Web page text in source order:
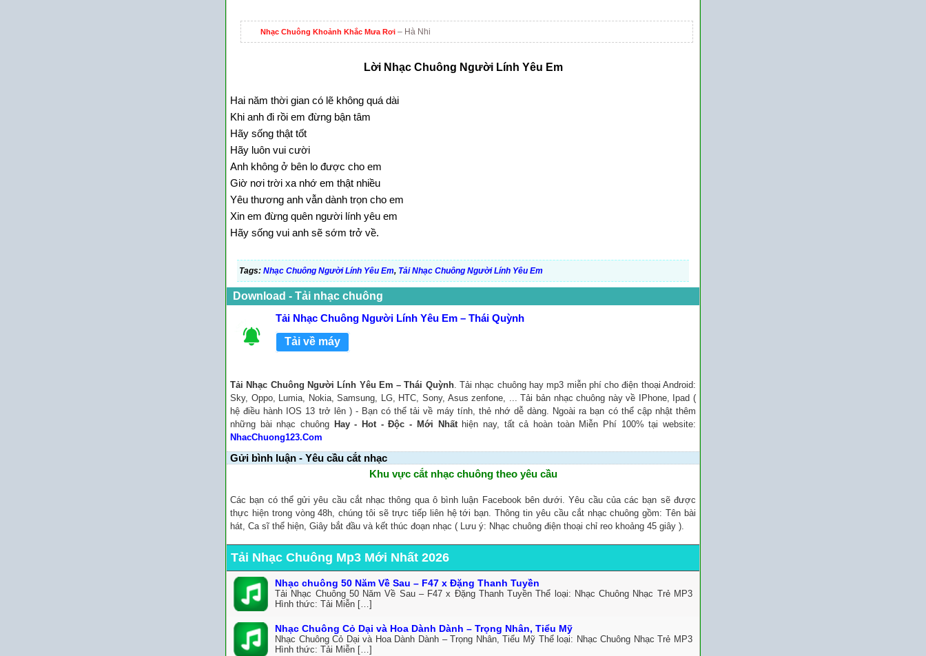
Nhạc Chuông Khoảnh Khắc Mưa Rơi – Hà Nhi
Lời Nhạc Chuông Người Lính Yêu Em
Hai năm thời gian có lẽ không quá dài
Khi anh đi rồi em đừng bận tâm
Hãy sống thật tốt
Hãy luôn vui cười
Anh không ở bên lo được cho em
Giờ nơi trời xa nhớ em thật nhiều
Yêu thương anh vẫn dành trọn cho em
Xin em đừng quên người lính yêu em
Hãy sống vui anh sẽ sớm trở về.
Tags: Nhạc Chuông Người Lính Yêu Em, Tải Nhạc Chuông Người Lính Yêu Em
Download - Tải nhạc chuông
Tải Nhạc Chuông Người Lính Yêu Em – Thái Quỳnh
Tải về máy
Tải Nhạc Chuông Người Lính Yêu Em – Thái Quỳnh. Tải nhạc chuông hay mp3 miễn phí cho điện thoại Android:
Sky, Oppo, Lumia, Nokia, Samsung, LG, HTC, Sony, Asus zenfone, ... Tải bản nhạc chuông này về IPhone, Ipad (
hệ điều hành IOS 13 trở lên ) - Bạn có thể tải về máy tính, thẻ nhớ dễ dàng. Ngoài ra bạn có thể cập nhật thêm
những bài nhạc chuông Hay - Hot - Độc - Mới Nhấthiện nay, tất cả hoàn toàn Miễn Phí 100% tại website:
NhacChuong123.Com
Gửi bình luận - Yêu cầu cắt nhạc
Khu vực cắt nhạc chuông theo yêu cầu
Các bạn có thể gửi yêu cầu cắt nhạc thông qua ô bình luận Facebook bên dưới. Yêu cầu của các bạn sẽ được
thực hiện trong vòng 48h, chúng tôi sẽ trực tiếp liên hệ tới bạn. Thông tin yêu cầu cắt nhạc chuông gồm: Tên bài
hát, Ca sĩ thể hiện, Giây bắt đầu và kết thúc đoạn nhạc ( Lưu ý: Nhạc chuông điện thoại chỉ reo khoảng 45 giây ).
Tải Nhạc Chuông Mp3 Mới Nhất 2026
Nhạc chuông 50 Năm Về Sau – F47 x Đặng Thanh Tuyền
Tải Nhạc Chuông 50 Năm Về Sau – F47 x Đặng Thanh Tuyền Thể loại: Nhạc Chuông Nhạc Trẻ MP3
Hình thức: Tải Miễn […]
Nhạc Chuông Cỏ Dại và Hoa Dành Dành – Trọng Nhân, Tiểu Mỹ
Nhạc Chuông Cỏ Dại và Hoa Dành Dành – Trọng Nhân, Tiểu Mỹ Thể loại: Nhạc Chuông Nhạc Trẻ MP3
Hình thức: Tải Miễn […]